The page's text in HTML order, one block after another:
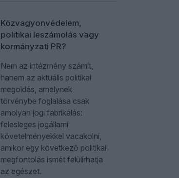
Közvagyonvédelem,
politikai leszámolás vagy
kormányzati PR?
Nem az intézmény számít,
hanem az aktuális politikai
megoldás, amelynek
törvénybe foglalása csak
amolyan jogi fabrikálás:
felesleges jogállami
követelményekkel vacakolni,
amikor egy következő politikai
megfontolás ismét felülírhatja
az egészet.